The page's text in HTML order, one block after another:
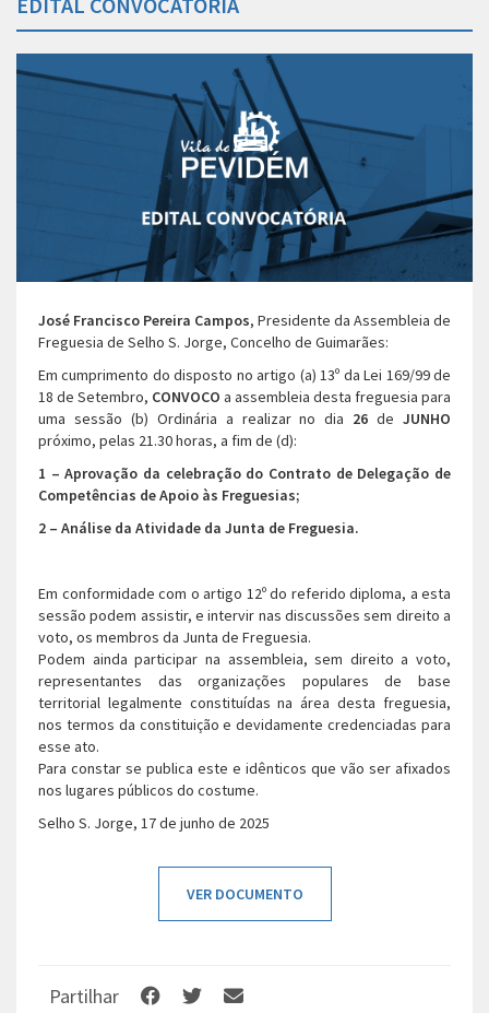
José Francisco Pereira Campos, Presidente da Assembleia de
Freguesia de Selho S. Jorge, Concelho de Guimarães:
Em cumprimento do disposto no artigo (a) 13º da Lei 169/99 de
18 de Setembro, CONVOCO a assembleia desta freguesia para
uma sessão (b) Ordinária a realizar no dia 26 deJUNHO
próximo, pelas 21.30 horas, a fim de (d):
1 –Aprovação da celebração do Contrato de Delegação de
Competências de Apoio às Freguesias;
2 – Análise da Atividade da Junta de Freguesia.
Em conformidade com o artigo 12º do referido diploma, a esta
sessão podem assistir, e intervir nas discussões sem direito a
voto, os membros da Junta de Freguesia.
Podem ainda participar na assembleia, sem direito a voto,
representantes das organizações populares de base
territorial legalmente constituídas na área desta freguesia,
nos termos da constituição e devidamente credenciadas para
esse ato.
Para constar se publica este e idênticos que vão ser afixados
nos lugares públicos do costume.
Selho S. Jorge, 17 de junho de 2025
VER DOCUMENTO
Partilhar